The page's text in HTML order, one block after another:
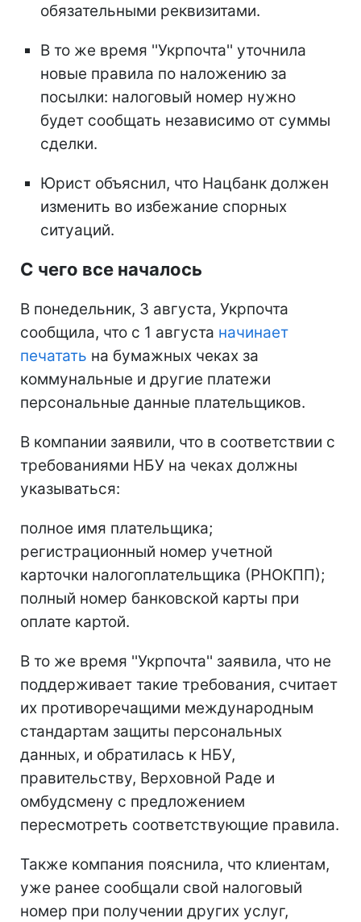
обязательными реквизитами.
В то же время ''Укрпочта'' уточнила
новые правила по наложению за
посылки: налоговый номер нужно
будет сообщать независимо от суммы
сделки.
Юрист объяснил, что Нацбанк должен
изменить во избежание спорных
ситуаций.
С чего все началось
В понедельник, 3 августа, Укрпочта
сообщила, что с 1 августа начинает
печатать на бумажных чеках за
коммунальные и другие платежи
персональные данные плательщиков.
В компании заявили, что в соответствии с
требованиями НБУ на чеках должны
указываться:
полное имя плательщика;
регистрационный номер учетной
карточки налогоплательщика (РНОКПП);
полный номер банковской карты при
оплате картой.
В то же время ''Укрпочта'' заявила, что не
поддерживает такие требования, считает
их противоречащими международным
стандартам защиты персональных
данных, и обратилась к НБУ,
правительству, Верховной Раде и
омбудсмену с предложением
пересмотреть соответствующие правила.
Также компания пояснила, что клиентам,
уже ранее сообщали свой налоговый
номер при получении других услуг,